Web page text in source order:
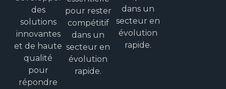
des
solutions
innovantes
et de haute
qualité
pour
répondre
pour rester
compétitif
dans un
secteur en
évolution
rapide.
dans un
secteur en
évolution
rapide.